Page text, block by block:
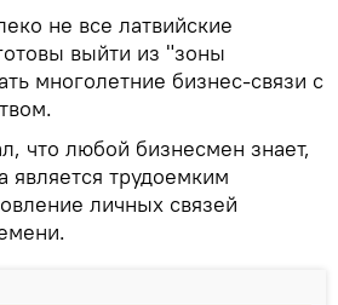
не все латвийские
выйти из "зоны
многолетние бизнес-связи с
что любой бизнесмен знает,
является трудоемким
личных связей